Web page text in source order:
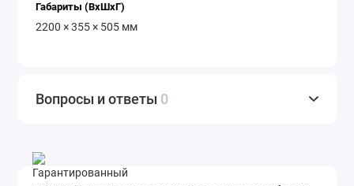
Габариты (ВхШхГ)
2200 × 355 × 505 мм
Вопросы и ответы 0